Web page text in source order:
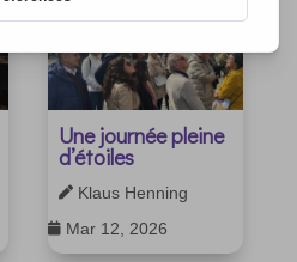
Une journée pleine
d’étoiles
 Klaus Henning
 Mar 12, 2026